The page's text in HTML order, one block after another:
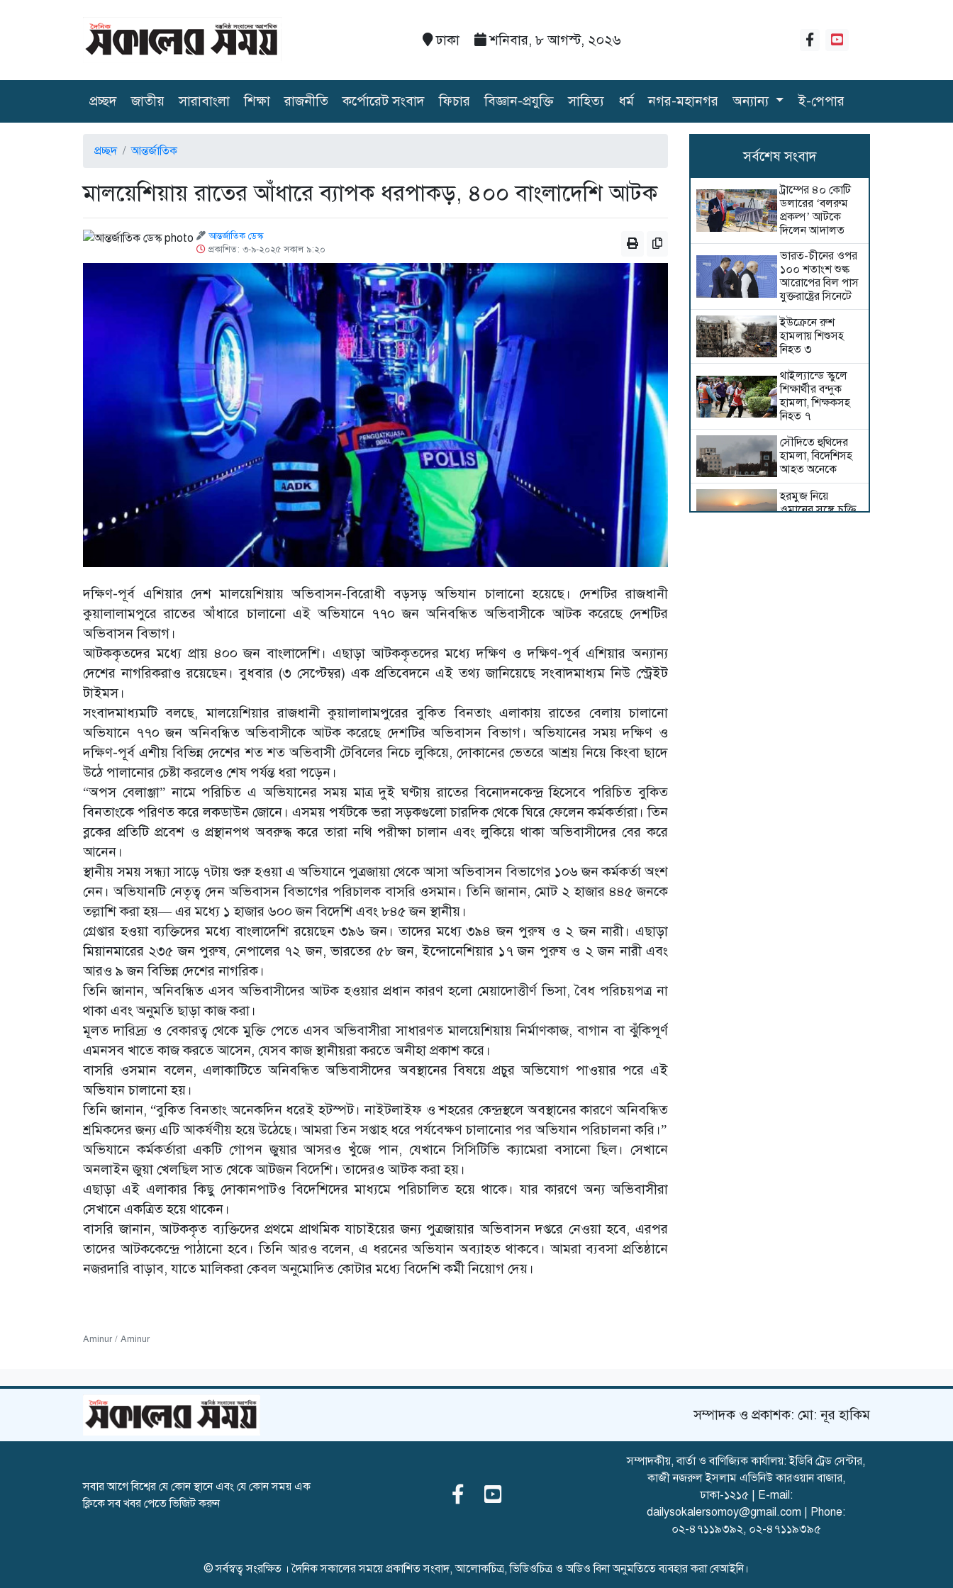
ঢাকা শনিবার, ৮ আগস্ট, ২০২৬
প্রচ্ছদ(current)
জাতীয় সারাবাংলা শিক্ষা রাজনীতি কর্পোরেট সংবাদ ফিচার বিজ্ঞান-প্রযুক্তি সাহিত্য ধর্ম নগর-মহানগর অন্যান্য ই-পেপার
প্রচ্ছদ আন্তর্জাতিক
মালয়েশিয়ায় রাতের আঁধারে ব্যাপক ধরপাকড়, ৪০০ বাংলাদেশি আটক
আন্তর্জাতিক ডেস্ক
প্রকাশিত: ৩-৯-২০২৫ সকাল ৯:২০
দক্ষিণ-পূর্ব এশিয়ার দেশ মালয়েশিয়ায় অভিবাসন-বিরোধী বড়সড় অভিযান চালানো হয়েছে। দেশটির রাজধানী
কুয়ালালামপুরে রাতের আঁধারে চালানো এই অভিযানে ৭৭০ জন অনিবন্ধিত অভিবাসীকে আটক করেছে দেশটির
অভিবাসন বিভাগ।
আটককৃতদের মধ্যে প্রায় ৪০০ জন বাংলাদেশি। এছাড়া আটককৃতদের মধ্যে দক্ষিণ ও দক্ষিণ-পূর্ব এশিয়ার অন্যান্য
দেশের নাগরিকরাও রয়েছেন। বুধবার (৩ সেপ্টেম্বর) এক প্রতিবেদনে এই তথ্য জানিয়েছে সংবাদমাধ্যম নিউ স্ট্রেইট
টাইমস।
সংবাদমাধ্যমটি বলছে, মালয়েশিয়ার রাজধানী কুয়ালালামপুরের বুকিত বিনতাং এলাকায় রাতের বেলায় চালানো
অভিযানে ৭৭০ জন অনিবন্ধিত অভিবাসীকে আটক করেছে দেশটির অভিবাসন বিভাগ। অভিযানের সময় দক্ষিণ ও
দক্ষিণ-পূর্ব এশীয় বিভিন্ন দেশের শত শত অভিবাসী টেবিলের নিচে লুকিয়ে, দোকানের ভেতরে আশ্রয় নিয়ে কিংবা ছাদে
উঠে পালানোর চেষ্টা করলেও শেষ পর্যন্ত ধরা পড়েন।
“অপস বেলাঞ্জা” নামে পরিচিত এ অভিযানের সময় মাত্র দুই ঘণ্টায় রাতের বিনোদনকেন্দ্র হিসেবে পরিচিত বুকিত
বিনতাংকে পরিণত করে লকডাউন জোনে। এসময় পর্যটকে ভরা সড়কগুলো চারদিক থেকে ঘিরে ফেলেন কর্মকর্তারা। তিন
ব্লকের প্রতিটি প্রবেশ ও প্রস্থানপথ অবরুদ্ধ করে তারা নথি পরীক্ষা চালান এবং লুকিয়ে থাকা অভিবাসীদের বের করে
আনেন।
স্থানীয় সময় সন্ধ্যা সাড়ে ৭টায় শুরু হওয়া এ অভিযানে পুত্রজায়া থেকে আসা অভিবাসন বিভাগের ১০৬ জন কর্মকর্তা অংশ
নেন। অভিযানটি নেতৃত্ব দেন অভিবাসন বিভাগের পরিচালক বাসরি ওসমান। তিনি জানান, মোট ২ হাজার ৪৪৫ জনকে
তল্লাশি করা হয়— এর মধ্যে ১ হাজার ৬০০ জন বিদেশি এবং ৮৪৫ জন স্থানীয়।
গ্রেপ্তার হওয়া ব্যক্তিদের মধ্যে বাংলাদেশি রয়েছেন ৩৯৬ জন। তাদের মধ্যে ৩৯৪ জন পুরুষ ও ২ জন নারী। এছাড়া
মিয়ানমারের ২৩৫ জন পুরুষ, নেপালের ৭২ জন, ভারতের ৫৮ জন, ইন্দোনেশিয়ার ১৭ জন পুরুষ ও ২ জন নারী এবং
আরও ৯ জন বিভিন্ন দেশের নাগরিক।
তিনি জানান, অনিবন্ধিত এসব অভিবাসীদের আটক হওয়ার প্রধান কারণ হলো মেয়াদোত্তীর্ণ ভিসা, বৈধ পরিচয়পত্র না
থাকা এবং অনুমতি ছাড়া কাজ করা।
মূলত দারিদ্র্য ও বেকারত্ব থেকে মুক্তি পেতে এসব অভিবাসীরা সাধারণত মালয়েশিয়ায় নির্মাণকাজ, বাগান বা ঝুঁকিপূর্ণ
এমনসব খাতে কাজ করতে আসেন, যেসব কাজ স্থানীয়রা করতে অনীহা প্রকাশ করে।
বাসরি ওসমান বলেন, এলাকাটিতে অনিবন্ধিত অভিবাসীদের অবস্থানের বিষয়ে প্রচুর অভিযোগ পাওয়ার পরে এই
অভিযান চালানো হয়।
তিনি জানান, “বুকিত বিনতাং অনেকদিন ধরেই হটস্পট। নাইটলাইফ ও শহরের কেন্দ্রস্থলে অবস্থানের কারণে অনিবন্ধিত
শ্রমিকদের জন্য এটি আকর্ষণীয় হয়ে উঠেছে। আমরা তিন সপ্তাহ ধরে পর্যবেক্ষণ চালানোর পর অভিযান পরিচালনা করি।”
অভিযানে কর্মকর্তারা একটি গোপন জুয়ার আসরও খুঁজে পান, যেখানে সিসিটিভি ক্যামেরা বসানো ছিল। সেখানে
অনলাইন জুয়া খেলছিল সাত থেকে আটজন বিদেশি। তাদেরও আটক করা হয়।
এছাড়া এই এলাকার কিছু দোকানপাটও বিদেশিদের মাধ্যমে পরিচালিত হয়ে থাকে। যার কারণে অন্য অভিবাসীরা
সেখানে একত্রিত হয়ে থাকেন।
বাসরি জানান, আটককৃত ব্যক্তিদের প্রথমে প্রাথমিক যাচাইয়ের জন্য পুত্রজায়ার অভিবাসন দপ্তরে নেওয়া হবে, এরপর
তাদের আটককেন্দ্রে পাঠানো হবে। তিনি আরও বলেন, এ ধরনের অভিযান অব্যাহত থাকবে। আমরা ব্যবসা প্রতিষ্ঠানে
নজরদারি বাড়াব, যাতে মালিকরা কেবল অনুমোদিত কোটার মধ্যে বিদেশি কর্মী নিয়োগ দেয়।
Aminur / Aminur
সর্বশেষ সংবাদ
ট্রাম্পের ৪০ কোটি
ডলারের ‘বলরুম
প্রকল্প’ আটকে
দিলেন আদালত
ভারত-চীনের ওপর
১০০ শতাংশ শুল্ক
আরোপের বিল পাস
যুক্তরাষ্ট্রের সিনেটে
ইউক্রেনে রুশ
হামলায় শিশুসহ
নিহত ৩
থাইল্যান্ডে স্কুলে
শিক্ষার্থীর বন্দুক
হামলা, শিক্ষকসহ
নিহত ৭
সৌদিতে হুথিদের
হামলা, বিদেশিসহ
আহত অনেকে
হরমুজ নিয়ে
ওমানের সঙ্গে চুক্তি
সম্পাদক ও প্রকাশক: মো: নূর হাকিম
সবার আগে বিশ্বের যে কোন স্থানে এবং যে কোন সময় এক
ক্লিকে সব খবর পেতে ভিজিট করুন
সম্পাদকীয়, বার্তা ও বাণিজ্যিক কার্যালয়: ইডিবি ট্রেড সেন্টার,
কাজী নজরুল ইসলাম এভিনিউ কারওয়ান বাজার,
ঢাকা-১২১৫ | E-mail:
dailysokalersomoy@gmail.com | Phone:
০২-৪৭১১৯৩৯২, ০২-৪৭১১৯৩৯৫
© সর্বস্বত্ব সংরক্ষিত । দৈনিক সকালের সময়ে প্রকাশিত সংবাদ, আলোকচিত্র, ভিডিওচিত্র ও অডিও বিনা অনুমতিতে ব্যবহার করা বেআইনি।